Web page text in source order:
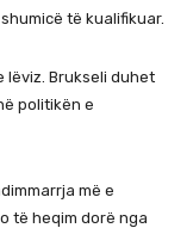
të kualifikuar.
lëviz. Brukseli duhet
politikën e
më e
të heqim dorë nga